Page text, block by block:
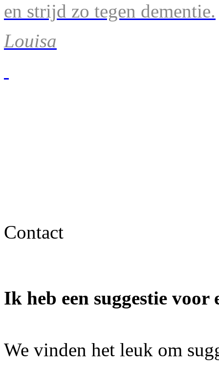
en strijd zo tegen dementie.
Louisa
Contact
Ik heb een suggestie
We vinden het leuk om